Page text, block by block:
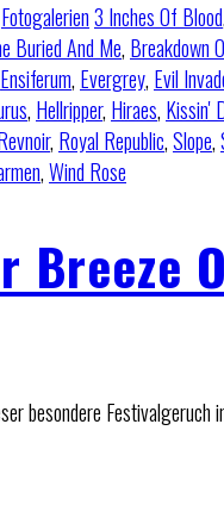
Fotogalerien3 Inches Of Blood,
Buried And Me, Breakdown
Ensiferum, Evergrey, Evil
, Hellripper, Hiraes, Kissin'
, Royal Republic,Slope,
,Wind Rose
Breeze
besondere